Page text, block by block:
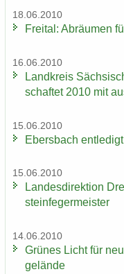
18.06.2010
Frei­tal: Ab­räu­men
16.06.2010
Land­kreis
schaf­tet 2010 mit
15.06.2010
Ebers­bach
15.06.2010
Lan­des­di­rek­ti­on
stein­fe­ger­meis­ter
14.06.2010
Grü­nes Licht für
ge­län­de